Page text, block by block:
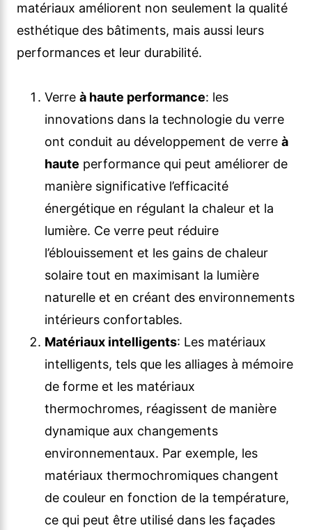
matériaux améliorent non seulement la qualité
esthétique des bâtiments, mais aussi leurs
performances et leur durabilité.
Verre à haute performance: les
innovations dans la technologie du verre
ont conduit au développement de verre à
haute performance qui peut améliorer de
manière significative l’efficacité
énergétique en régulant la chaleur et la
lumière. Ce verre peut réduire
l’éblouissement et les gains de chaleur
solaire tout en maximisant la lumière
naturelle et en créant des environnements
intérieurs confortables.
Matériaux intelligents: Les matériaux
intelligents, tels que les alliages à mémoire
de forme et les matériaux
thermochromes, réagissent de manière
dynamique aux changements
environnementaux. Par exemple, les
matériaux thermochromiques changent
de couleur en fonction de la température,
ce qui peut être utilisé dans les façades